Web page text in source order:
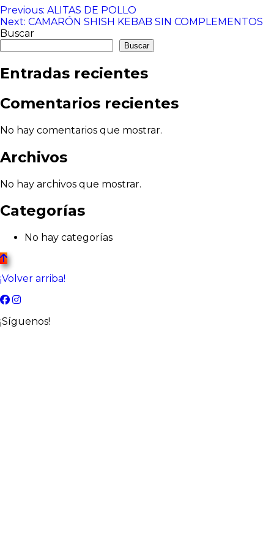
Navegación
de
entradas
Previous: ALITAS DE POLLO
Next: CAMARÓN SHISH KEBAB SIN COMPLEMENTOS
Buscar
Buscar
Entradas recientes
Comentarios recientes
No hay comentarios que mostrar.
Archivos
No hay archivos que mostrar.
Categorías
No hay categorías
¡Volver arriba!
¡Síguenos!